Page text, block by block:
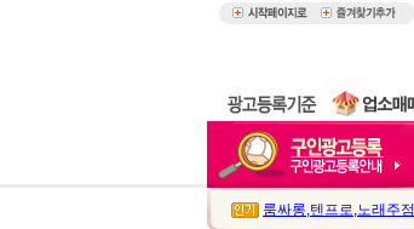
룸싸롱,텐프로,노래주점